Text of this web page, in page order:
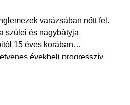
varázsában nőtt fel.
szülei és nagybátyja
15 éves korában
évekbeli progresszív
illetve néhány